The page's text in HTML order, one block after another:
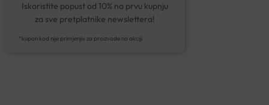
Iskoristite popust od 10% na prvu kupnju
za sve pretplatnike newslettera!
*kupon kod nije primjenjiv za proizvode na akciji